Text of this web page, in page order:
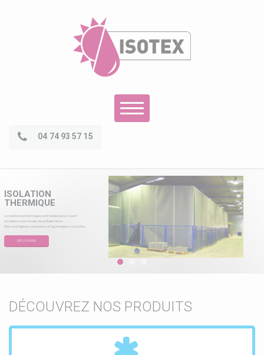
04 74 93 57 15
ISOLATION
THERMIQUE
Les bâches isothermiques sont idéales pour couvrir
les tables ou les moules de préfabrication.
Elles sont légères, résistantes et façonnables à vos côtes.
DÉCOUVRIR
DÉCOUVREZ NOS PRODUITS